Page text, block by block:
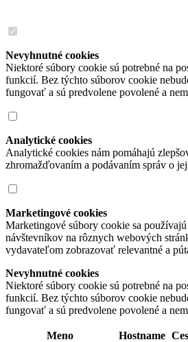
Nevyhnutné cookies
Niektoré súbory cookie sú potrebné na
funkcií. Bez týchto súborov cookie
fungovať a sú predvolene povolené a
Analytické cookies
Analytické cookies nám pomáhajú
zhromažďovaním a podávaním správ o
Marketingové cookies
Marketingové súbory cookie sa
návštevníkov na rôznych webových
vydavateľom zobrazovať relevantné a
Nevyhnutné cookies
Niektoré súbory cookie sú potrebné na
funkcií. Bez týchto súborov cookie
fungovať a sú predvolene povolené a
Meno Hostname